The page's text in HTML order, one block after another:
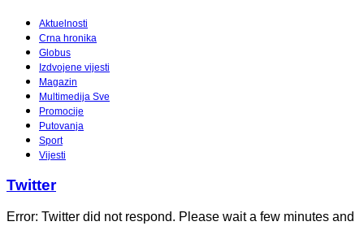
Aktuelnosti
Crna hronika
Globus
Izdvojene vijesti
Magazin
Multimedija Sve
Promocije
Putovanja
Sport
Vijesti
Twitter
Error: Twitter did not respond. Please wait a few minutes and